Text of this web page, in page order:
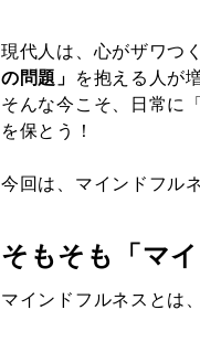
現代人は、心がザワつ
の問題」
を抱える人が
そんな今こそ、日常に
を保とう！
今回は、マインドフル
そもそも「マ
マインドフルネスとは